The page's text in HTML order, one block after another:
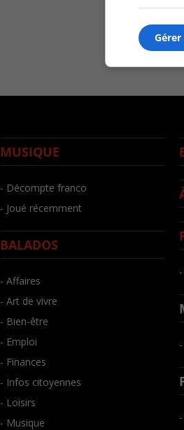
MUSIQUE
- Décompte franco
- Joué récemment
BALADOS
- Affaires
- Art de vivre
- Bien-être
- Emploi
- Finances
- Infos citoyennes
- Loisirs
- Musique